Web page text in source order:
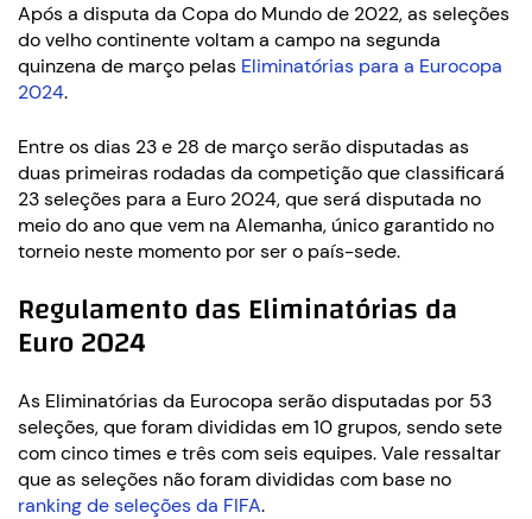
Após a disputa da Copa do Mundo de 2022, as seleções
do velho continente voltam a campo na segunda
quinzena de março pelas Eliminatórias para a Eurocopa
2024.
Entre os dias 23 e 28 de março serão disputadas as
duas primeiras rodadas da competição que classificará
23 seleções para a Euro 2024, que será disputada no
meio do ano que vem na Alemanha, único garantido no
torneio neste momento por ser o país-sede.
Regulamento das Eliminatórias da
Euro 2024
As Eliminatórias da Eurocopa serão disputadas por 53
seleções, que foram divididas em 10 grupos, sendo sete
com cinco times e três com seis equipes. Vale ressaltar
que as seleções não foram divididas com base no
ranking de seleções da FIFA.